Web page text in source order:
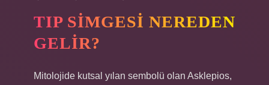
TIP SIMGESI NEREDEN
GELIR?
Mitolojide kutsal yılan sembolü olan Asklepios,